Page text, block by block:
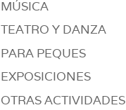
MÚSICA
TEATRO Y DANZA
PARA PEQUES
EXPOSICIONES
OTRAS ACTIVIDADES